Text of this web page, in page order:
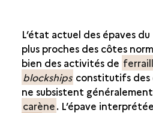
L’état actuel des épaves
plus proches des côtes
bien des activités de
blockships constitutifs des
ne subsistent
carène. L’épave